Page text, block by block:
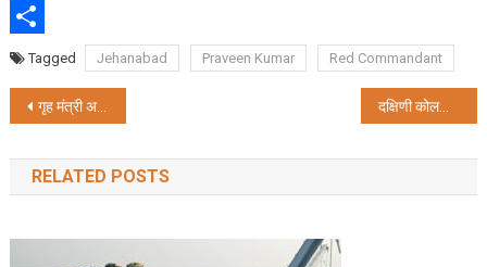
WhatsApp
ShareTagged Jehanabad Praveen Kumar Red Commandant
Post
navigation
गृह मंत्री अमित शाह कोलकाता में 9 मई को ‘खोला हवा’ कार्यक्रम में होंगे शामिल दक्षिणी कोलकाता इकाई की महिला काव्य मंच का मासिक काव्य गोष्ठी
RELATED POSTS